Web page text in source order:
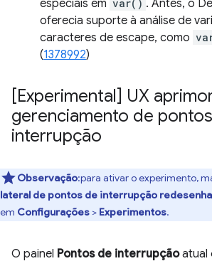
especiais em var() . Antes, o
oferecia suporte à análise de
caracteres de escape, como
(1378992)
[Experimental] UX
gerenciamento de
interrupção
Observação:para ativar o experimento,
lateral de pontos de interrupção
em Configurações > Experimentos.
O painel Pontos de interrupçãoatual